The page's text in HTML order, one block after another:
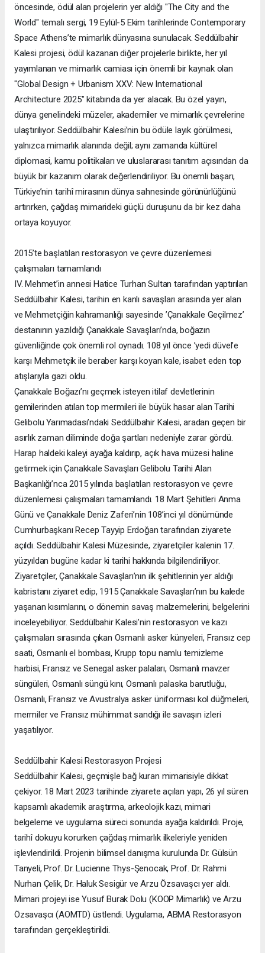
öncesinde, ödül alan projelerin yer aldığı "The City and the
World" temalı sergi, 19 Eylül-5 Ekim tarihlerinde Contemporary
Space Athens’te mimarlık dünyasına sunulacak. Seddülbahir
Kalesi projesi, ödül kazanan diğer projelerle birlikte, her yıl
yayımlanan ve mimarlık camiası için önemli bir kaynak olan
"Global Design + Urbanism XXV: New International
Architecture 2025" kitabında da yer alacak. Bu özel yayın,
dünya genelindeki müzeler, akademiler ve mimarlık çevrelerine
ulaştırılıyor. Seddülbahir Kalesi’nin bu ödüle layık görülmesi,
yalnızca mimarlık alanında değil; aynı zamanda kültürel
diplomasi, kamu politikaları ve uluslararası tanıtım açısından da
büyük bir kazanım olarak değerlendiriliyor. Bu önemli başarı,
Türkiye’nin tarihî mirasının dünya sahnesinde görünürlüğünü
artırırken, çağdaş mimarideki güçlü duruşunu da bir kez daha
ortaya koyuyor.
2015’te başlatılan restorasyon ve çevre düzenlemesi
çalışmaları tamamlandı
IV. Mehmet’in annesi Hatice Turhan Sultan tarafından yaptırılan
Seddülbahir Kalesi, tarihin en kanlı savaşları arasında yer alan
ve Mehmetçiğin kahramanlığı sayesinde ’Çanakkale Geçilmez’
destanının yazıldığı Çanakkale Savaşları’nda, boğazın
güvenliğinde çok önemli rol oynadı. 108 yıl önce ’yedi düvel’e
karşı Mehmetçik ile beraber karşı koyan kale, isabet eden top
atışlarıyla gazi oldu.
Çanakkale Boğazı’nı geçmek isteyen itilaf devletlerinin
gemilerinden atılan top mermileri ile büyük hasar alan Tarihi
Gelibolu Yarımadası’ndaki Seddülbahir Kalesi, aradan geçen bir
asırlık zaman diliminde doğa şartları nedeniyle zarar gördü.
Harap haldeki kaleyi ayağa kaldırıp, açık hava müzesi haline
getirmek için Çanakkale Savaşları Gelibolu Tarihi Alan
Başkanlığı’nca 2015 yılında başlatılan restorasyon ve çevre
düzenlemesi çalışmaları tamamlandı. 18 Mart Şehitleri Anma
Günü ve Çanakkale Deniz Zaferi’nin 108’inci yıl dönümünde
Cumhurbaşkanı Recep Tayyip Erdoğan tarafından ziyarete
açıldı. Seddülbahir Kalesi Müzesinde, ziyaretçiler kalenin 17.
yüzyıldan bugüne kadar ki tarihi hakkında bilgilendiriliyor.
Ziyaretçiler, Çanakkale Savaşları’nın ilk şehitlerinin yer aldığı
kabristanı ziyaret edip, 1915 Çanakkale Savaşları’nın bu kalede
yaşanan kısımlarını, o dönemin savaş malzemelerini, belgelerini
inceleyebiliyor. Seddülbahir Kalesi’nin restorasyon ve kazı
çalışmaları sırasında çıkan Osmanlı asker künyeleri, Fransız cep
saati, Osmanlı el bombası, Krupp topu namlu temizleme
harbisi, Fransız ve Senegal asker palaları, Osmanlı mavzer
süngüleri, Osmanlı süngü kını, Osmanlı palaska barutluğu,
Osmanlı, Fransız ve Avustralya asker üniforması kol düğmeleri,
mermiler ve Fransız mühimmat sandığı ile savaşın izleri
yaşatılıyor.
Seddülbahir Kalesi Restorasyon Projesi
Seddülbahir Kalesi, geçmişle bağ kuran mimarisiyle dikkat
çekiyor. 18 Mart 2023 tarihinde ziyarete açılan yapı, 26 yıl süren
kapsamlı akademik araştırma, arkeolojik kazı, mimari
belgeleme ve uygulama süreci sonunda ayağa kaldırıldı. Proje,
tarihî dokuyu korurken çağdaş mimarlık ilkeleriyle yeniden
işlevlendirildi. Projenin bilimsel danışma kurulunda Dr. Gülsün
Tanyeli, Prof. Dr. Lucienne Thys-Şenocak, Prof. Dr. Rahmi
Nurhan Çelik, Dr. Haluk Sesigür ve Arzu Özsavaşcı yer aldı.
Mimari projeyi ise Yusuf Burak Dolu (KOOP Mimarlık) ve Arzu
Özsavaşcı (AOMTD) üstlendi. Uygulama, ABMA Restorasyon
tarafından gerçekleştirildi.